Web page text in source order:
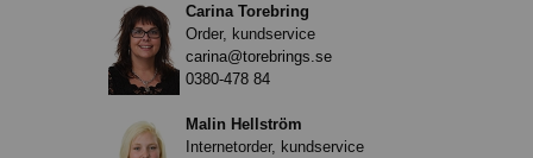
Carina Torebring
Order, kundservice
carina@torebrings.se
0380-478 84
Malin Hellström
Internetorder, kundservice